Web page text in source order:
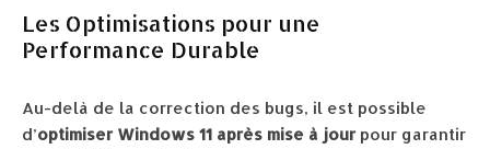
Les Optimisations pour une
Performance Durable
Au-delà de la correction des bugs, il est possible
d’optimiser Windows 11 après mise à jourpour garantir